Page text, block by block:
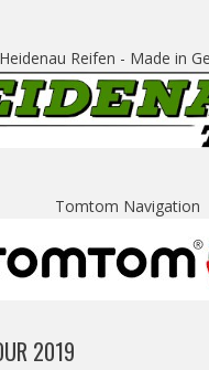
Heidenau Reifen - Made in
Tomtom Navigation
2019